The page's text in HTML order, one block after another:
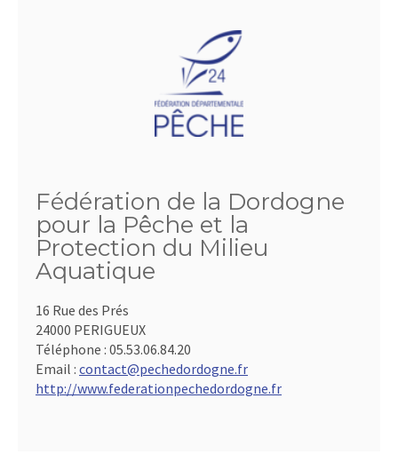
Fédération de la Dordogne
pour la Pêche et la
Protection du Milieu
Aquatique
16 Rue des Prés
24000 PERIGUEUX
Téléphone : 05.53.06.84.20
Email : contact@pechedordogne.fr
http://www.federationpechedordogne.fr